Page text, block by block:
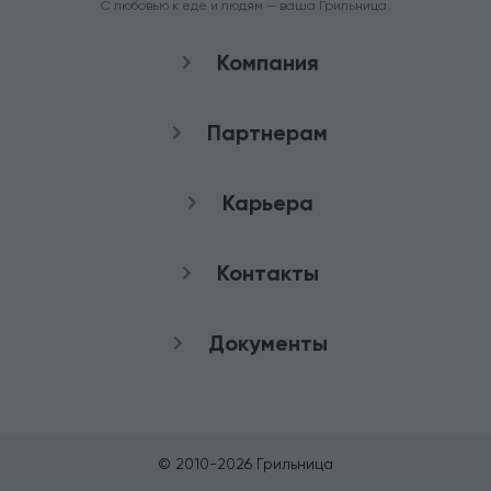
С любовью к еде и людям — ваша Грильница.
Компания
Рестораны
Партнерам
Аренда
Карьера
качества
Контакты
8 (800) 100-82-90
Документы
Согласие на обработку ПД
© 2010-2026 Грильница